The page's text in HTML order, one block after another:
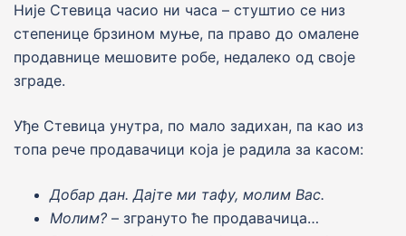
Ниjе Стевица часио ни часа – стуштио се низ
степенице брзином муње, па право до омалене
продавнице мешовите робе, недалеко од своjе
зграде.
Уђе Стевица унутра, по мало задихан, па као из
топа рече продавачици коjа jе радила за касом:
Добар дан. Даjте ми тафу, молим Вас.
Молим? – згрануто ће продавачица…